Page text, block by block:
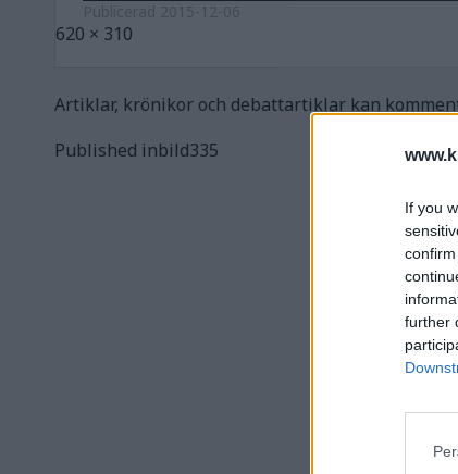
If you
further
Full
620 × 310
Artiklar, krönikor och debattartiklar kan
Inläggsnavigering
Published inbild335